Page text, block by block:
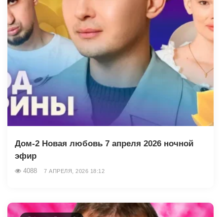
Дом-2 Новая любовь 7 апреля 2026 ночной
эфир
4088 7 АПРЕЛЯ, 2026 18:12